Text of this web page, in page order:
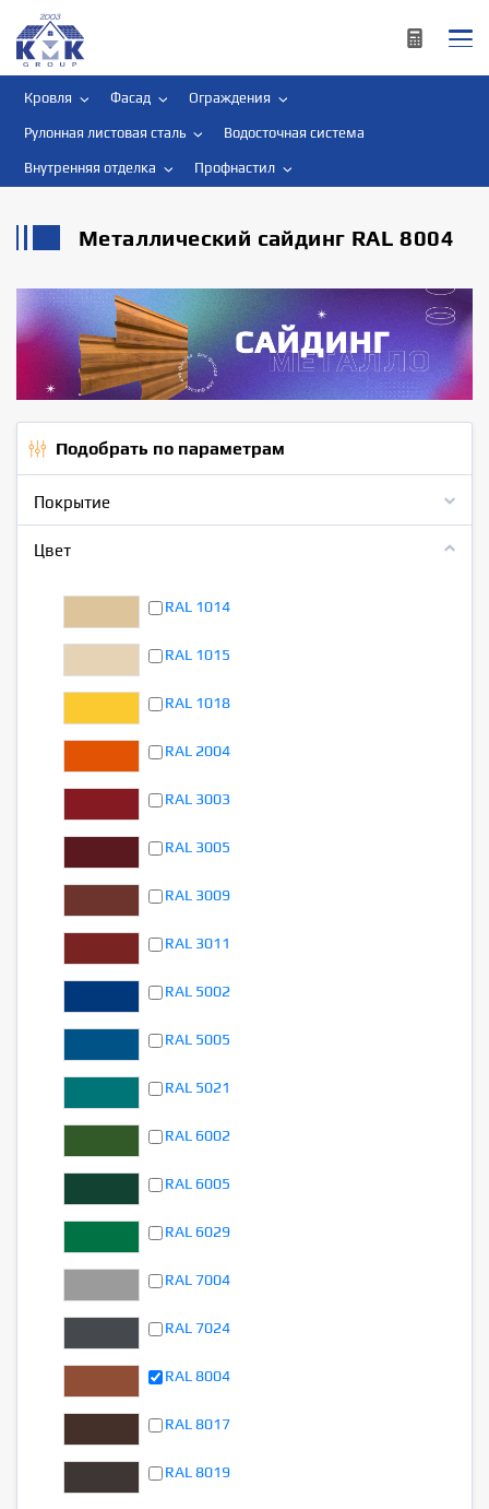
Кровля Фасад Ограждения
Рулонная листовая сталь Водосточная система
Внутренняя отделка Профнастил
Металлический сайдинг RAL 8004
Подобрать по параметрам
Покрытие
Цвет
RAL 1014
RAL 1015
RAL 1018
RAL 2004
RAL 3003
RAL 3005
RAL 3009
RAL 3011
RAL 5002
RAL 5005
RAL 5021
RAL 6002
RAL 6005
RAL 6029
RAL 7004
RAL 7024
RAL 8004
RAL 8017
RAL 8019